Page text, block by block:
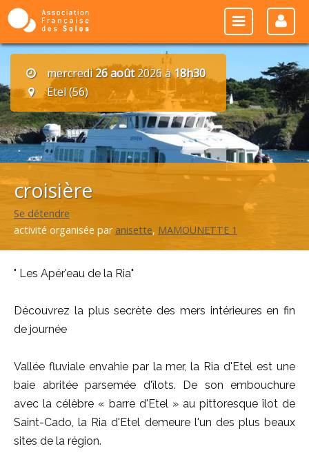
mercredi26 août2026 à18h30
Etel (56)
croisière
Se détendre
activité organisée par anisette, MAMOUNETTE 1
" Les Apér'eau de la Ria"
Découvrez la plus secrète des mers intérieures en fin
de journée
Vallée fluviale envahie par la mer, la Ria d'Etel est une
baie abritée parsemée d'îlots. De son embouchure
avec la célèbre « barre d'Etel » au pittoresque îlot de
Saint-Cado, la Ria d'Etel demeure l'un des plus beaux
sites de la région.